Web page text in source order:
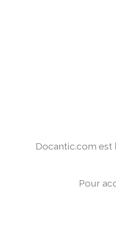
Docantic.com est
Pour